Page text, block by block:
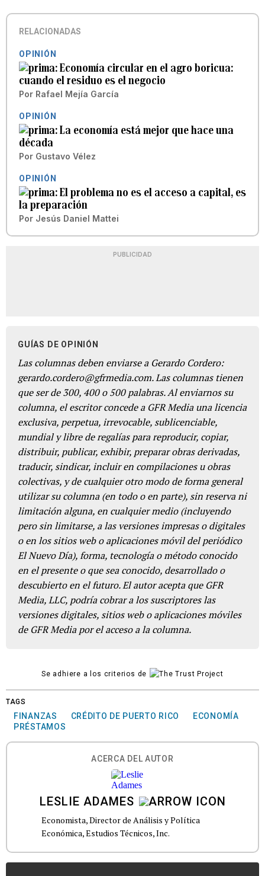
RELACIONADAS
OPINIÓN
Economía circular en el agro boricua:
cuando el residuo es el negocio
Por Rafael Mejía García
OPINIÓN
La economía está mejor que hace una
década
Por Gustavo Vélez
OPINIÓN
El problema no es el acceso a capital, es
la preparación
Por Jesús Daniel Mattei
PUBLICIDAD
GUÍAS DE OPINIÓN
Las columnas deben enviarse a Gerardo Cordero:
gerardo.cordero@gfrmedia.com. Las columnas tienen
que ser de 300, 400 o 500 palabras. Al enviarnos su
columna, el escritor concede a GFR Media una licencia
exclusiva, perpetua, irrevocable, sublicenciable,
mundial y libre de regalías para reproducir, copiar,
distribuir, publicar, exhibir, preparar obras derivadas,
traducir, sindicar, incluir en compilaciones u obras
colectivas, y de cualquier otro modo de forma general
utilizar su columna (en todo o en parte), sin reserva ni
limitación alguna, en cualquier medio (incluyendo
pero sin limitarse, a las versiones impresas o digitales
o en los sitios web o aplicaciones móvil del periódico
El Nuevo Día), forma, tecnología o método conocido
en el presente o que sea conocido, desarrollado o
descubierto en el futuro. El autor acepta que GFR
Media, LLC, podría cobrar a los suscriptores las
versiones digitales, sitios web o aplicaciones móviles
de GFR Media por el acceso a la columna.
Se adhiere a los criterios de
TAGS
FINANZAS CRÉDITO DE PUERTO RICO
ECONOMÍA
PRÉSTAMOS
ACERCA DEL AUTOR
LESLIE ADAMES
Economista, Director de Análisis y Política
Económica, Estudios Técnicos, Inc.